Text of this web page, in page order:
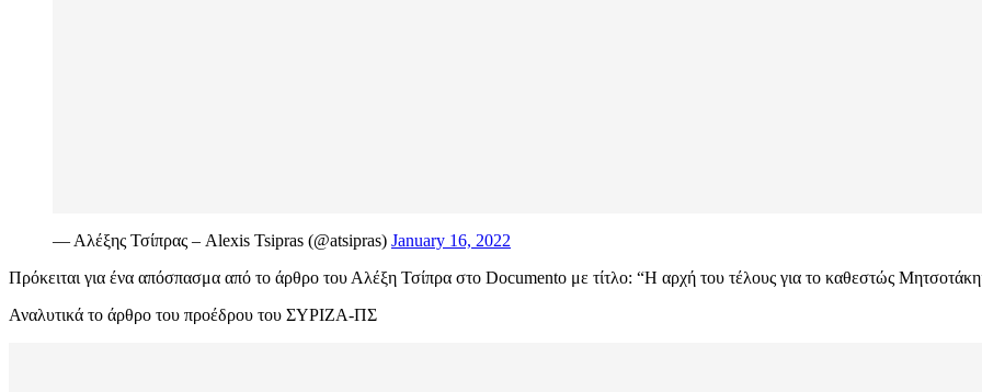
— Αλέξης Τσίπρας – Alexis Tsipras (@atsipras) January 16, 2022
Πρόκειται για ένα απόσπασμα από το άρθρο του Αλέξη Τσίπρα στο Documento με τίτλο: “Η αρχή του τέλους για το καθεστώς
Αναλυτικά το άρθρο του προέδρου του ΣΥΡΙΖΑ-ΠΣ